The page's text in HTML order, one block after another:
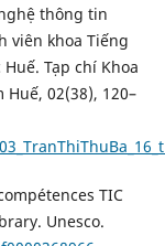
thông tin
viên khoa Tiếng
Tạp chí Khoa
02(38), 120–
TIC
Unesco.